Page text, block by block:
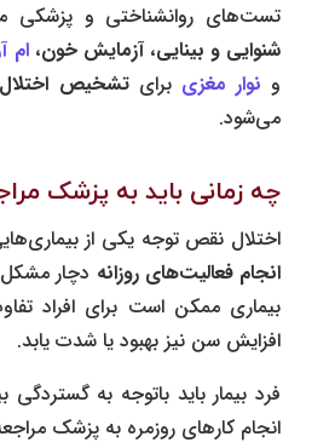
تست‌های روانشناختی و پزشکی
شنوایی و بینایی،آزمایش خون،ام
و نوار مغزی برایتشخیص اختلال
می‌شود.
چه زمانی باید به پزشک
اختلال نقص توجه یکی از
انجام فعالیت‌های روزانه دچار
بیماری ممکن است برای افراد
افزایش سن نیز بهبود یا شدت یابد.
فرد بیمار باید باتوجه به گستردگی
انجام کارهای روزمره به پزشک